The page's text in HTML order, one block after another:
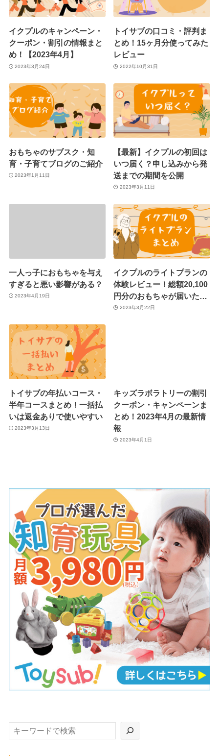
イクプルのキャンペーン・
クーポン・割引の情報まと
め！【2023年4月】
2023年3月24日
トイサブの口コミ・評判ま
とめ！15ヶ月分使ってみた
レビュー
2022年10月31日
おもちゃのサブスク・知
育・子育てブログのご紹介
2023年1月11日
【最新】イクプルの初回は
いつ届く？申し込みから発
送までの期間を公開
2023年3月11日
一人っ子におもちゃを与え
すぎると悪い影響がある？
2023年4月19日
イクプルのライトプランの
体験レビュー！総額20,100
円分のおもちゃが届いた…
2023年3月22日
トイサブの年払いコース・
半年コースまとめ！一括払
いは返金ありで使いやすい
2023年3月13日
キッズラボラトリーの割引
クーポン・キャンペーンま
とめ！2023年4月の最新情
報
2023年4月1日